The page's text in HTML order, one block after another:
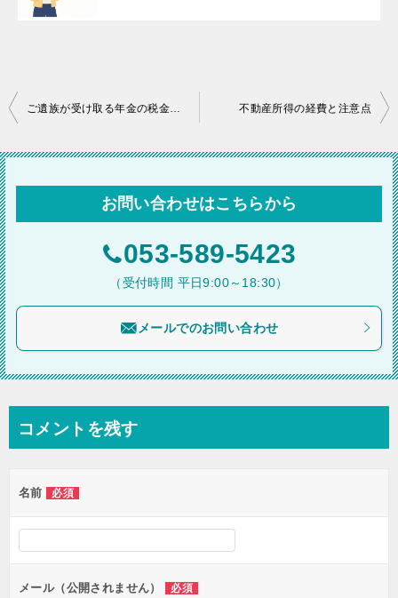
投
ナ
ビ
ゲ
ョ
ご遺族が受け取る年金の税金について 不動産所得の経費と注意点
お問い合わせはこちらから
053-589-5423
（受付時間 平日9:00～18:30）
メールでのお問い合わせ
コメントを残す
名前 必須
メール（公開されません） 必須